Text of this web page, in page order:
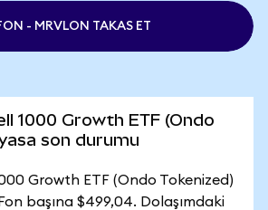
- MRVLON TAKAS ET
1000 Growth ETF (Ondo
son durumu
Growth ETF (Ondo Tokenized)
başına $499,04. Dolaşımdaki